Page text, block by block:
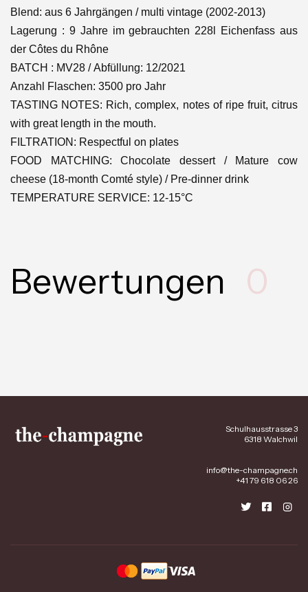
Blend: aus 6 Jahrgängen / multi vintage (2002-2013)
Lagerung : 9 Jahre im gebrauchten 228l Eichenfass aus
der Côtes du Rhône
BATCH : MV28 / Abfüllung: 12/2021
Anzahl Flaschen: 3500 pro Jahr
TASTING NOTES: Rich, complex, notes of ripe fruit, citrus
with great length in the mouth.
FILTRATION: Respectful on plates
FOOD MATCHING: Chocolate dessert / Mature cow
cheese (18-month Comté style) / Pre-dinner drink
TEMPERATURE SERVICE: 12-15°C
Bewertungen 0
Schulhausstrasse 3
6318 Walchwil
info@the-champagne.ch
+41 79 618 06 26